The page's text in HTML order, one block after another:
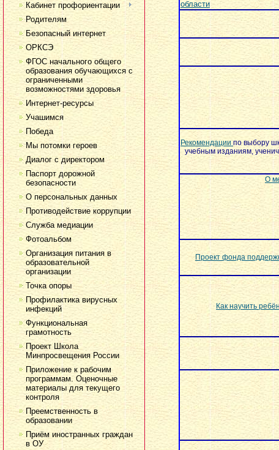
Кабинет профориентации
Родителям
Безопасный интернет
ОРКСЭ
ФГОС начального общего
образования обучающихся с
ограниченными
возможностями здоровья
Интернет-ресурсы
Учашимся
Победа
Мы потомки героев
Диалог с директором
Паспорт дорожной
безопасности
О персональных данных
Противодействие коррупции
Служба медиации
Фотоальбом
Организация питания в
образовательной
организации
Точка опоры
Профилактика вирусных
инфекций
Функциональная
грамотность
Проект Школа
Минпросвещения России
Приложение к рабочим
программам. Оценочные
материалы для текущего
контроля
Преемственность в
образовании
Приём иностранных граждан
в ОУ
области
Рекомендациипо выбору
учебным изданиям,
О
Проект фонда
Как научить